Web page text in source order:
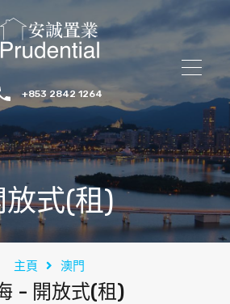
+853 2842 1264
式(租)
主頁 澳門
- 開放式(租)